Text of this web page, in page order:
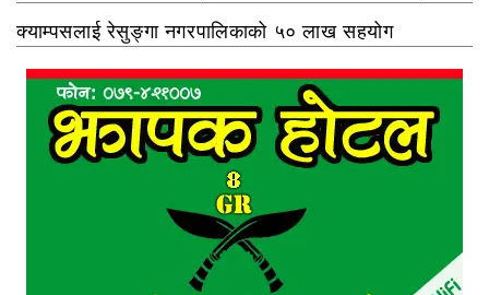
क्याम्पसलाई रेसुङ्गा नगरपालिकाको ५० लाख सहयोग